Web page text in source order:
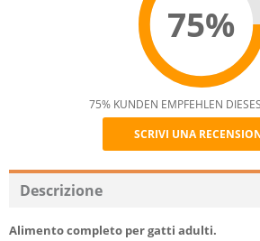
75%
75% KUNDEN EMPFEHLEN
SCRIVI UNA
Descrizione
Alimento completo per gatti adulti.